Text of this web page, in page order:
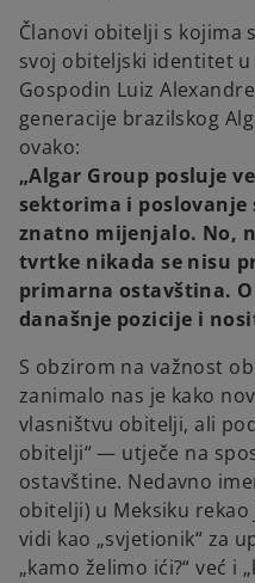
Članovi obitelji s kojima
svoj obiteljski identitet
Gospodin Luiz
generacije brazilskog
ovako:
„Algar Group posluje
sektorima i poslovanje
znatno mijenjalo. No,
tvrtke nikada se nisu
primarna ostavština.
današnje pozicije i
S obzirom na važnost
zanimalo nas je kako
vlasništvu obitelji, ali
obitelji“ — utječe na
ostavštine. Nedavno
obitelji) u Meksiku
vidi kao „svjetionik“ za
„kamo želimo ići?“ već i